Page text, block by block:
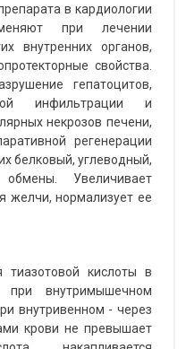
в кардиологии
при лечении
внутренних органов,
свойства.
гепатоцитов,
инфильтрации и
некрозов печени,
регенерации
белковый, углеводный,
Увеличивает
желчи, нормализует ее
тиазотовой кислоты в
при внутримышечном
внутривенном - через
крови не превышает